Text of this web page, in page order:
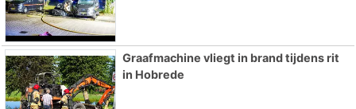
Graafmachine vliegt in brand tijdens rit
in Hobrede